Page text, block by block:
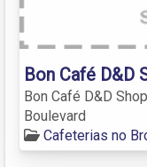
Bon Café D&D
Bon Café D&D
Boulevard
Cafeterias no